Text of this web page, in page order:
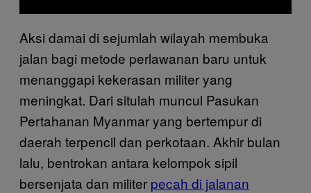
Aksi damai di sejumlah wilayah membuka
jalan bagi metode perlawanan baru untuk
menanggapi kekerasan militer yang
meningkat. Dari situlah muncul Pasukan
Pertahanan Myanmar yang bertempur di
daerah terpencil dan perkotaan. Akhir bulan
lalu, bentrokan antara kelompok sipil
bersenjata dan militer pecah di jalanan